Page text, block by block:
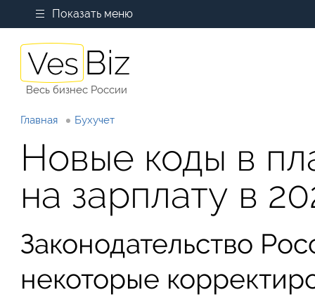
Показать меню
Весь бизнес России
Главная Бухучет
Новые коды в
на зарплату в
Законодательство
некоторые